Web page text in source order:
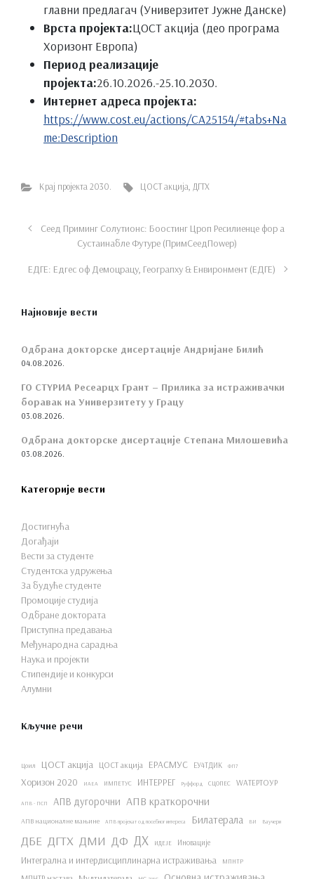
главни предлагач (Универзитет Јужне Данске)
Врста пројекта:ЦОСТ акција (део програма
Хоризонт Европа)
Период реализације
пројекта:26.10.2026.-25.10.2030.
Интернет адреса пројекта:
https://www.cost.eu/actions/CA25154/#tabs+Na
me:Description
Крај пројекта 2030. ЦОСТ акција ДГТХ
Сеед Приминг Солутионс: Боостинг Цроп Ресилиенце фор а
Сустаинабле Футуре (ПримСеедПоwер)
ЕДГЕ: Едгес оф Демоцрацy, Геограпхy & Енвиронмент (ЕДГЕ)
Најновије вести
Одбрана докторске дисертације Андријане Билић
04.08.2026.
ГО СТYРИА Ресеарцх Грант – Прилика за истраживачки
боравак на Универзитету у Грацу
03.08.2026.
Одбрана докторске дисертације Степана Милошевића
03.08.2026.
Категорије вести
Достигнућа
Догађаји
Вести за студенте
Студентска удружења
За будуће студенте
Промоције студија
Одбране доктората
Приступна предавања
Међународна сарадња
Наука и пројекти
Стипендије и конкурси
Алумни
Кључне речи
Цоил ЦОСТ акција ЦОСТ акција ЕРАСМУС ЕУ4ТДИК ФП7
Хоризон 2020 ИАЕА ИМПЕТУС ИНТЕРРЕГ Руффорд СЦОПЕС WАТЕРТОУР
АПВ - ПСП АПВ дугорочни АПВ краткорочни
АПВ националне мањине АПВ пројекат од посебног интереса Билатерала ВИ Ваучери
ДБЕ ДГТХ ДМИ ДФ ДХ ИДЕЈЕ Иновације
Интегрална и интердисциплинарна истраживања МПНТР